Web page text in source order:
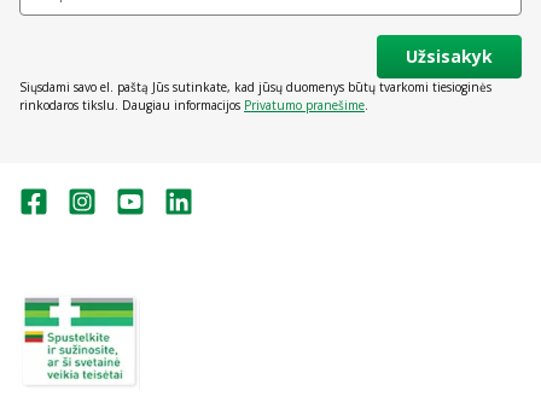
Užsisakyk
Siųsdami savo el. paštą Jūs sutinkate, kad jūsų duomenys būtų tvarkomi tiesioginės
rinkodaros tikslu. Daugiau informacijos Privatumo pranešime.